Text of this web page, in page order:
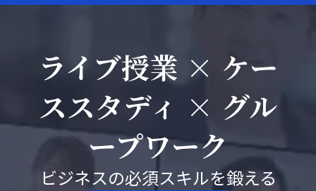
ライブ授業 × ケー
ススタディ × グル
ープワーク
ビジネスの必須スキルを鍛える